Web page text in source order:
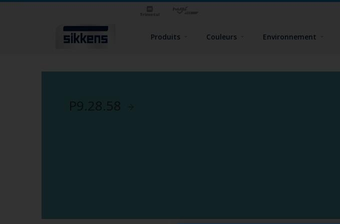
Produits Couleurs Environnement
P9.28.58